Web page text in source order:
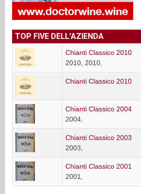
TOP FIVE DELL'AZIENDA
Chianti Classico 2010
2010, 2010,
Chianti Classico 2010
Chianti Classico 2004
2004,
Chianti Classico 2003
2003,
Chianti Classico 2001
2001,